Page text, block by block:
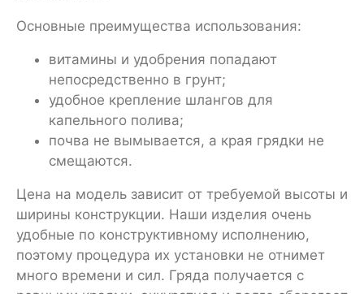
Основные преимущества использования:
витамины и удобрения попадают
непосредственно в грунт;
удобное крепление шлангов для
капельного полива;
почва не вымывается, а края грядки не
смещаются.
Цена на модель зависит от требуемой высоты и
ширины конструкции. Наши изделия очень
удобные по конструктивному исполнению,
поэтому процедура их установки не отнимет
много времени и сил. Гряда получается с